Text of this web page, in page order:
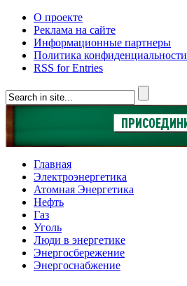
О проекте
Реклама на сайте
Информационные партнеры
Политика конфиденциальности
RSS for Entries
Главная
Электроэнергетика
Атомная Энергетика
Нефть
Газ
Уголь
Люди в энергетике
Энергосбережение
Энергоснабжение